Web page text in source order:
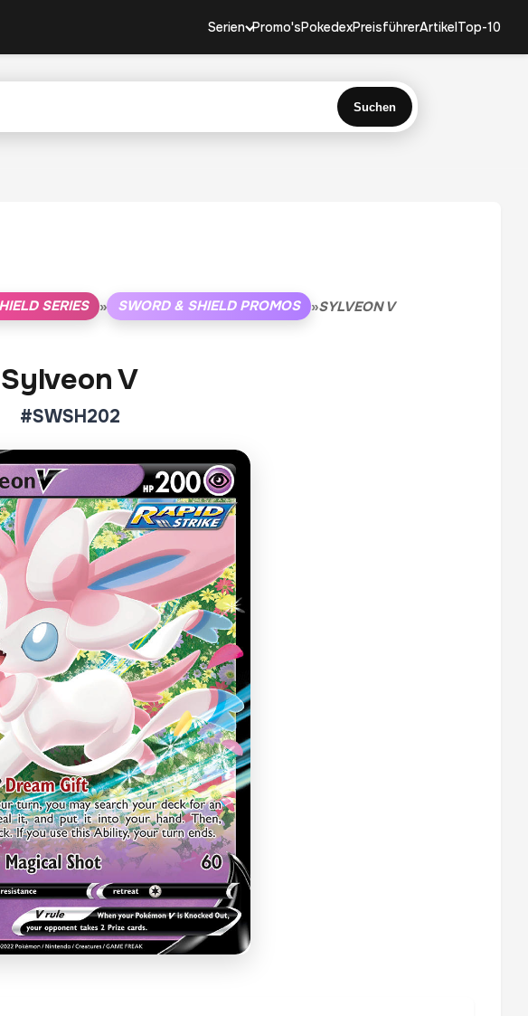
Serien Promo'sPokedexPreisführerArtikelTop-10
Suchen
SERIES » SWORD & SHIELD PROMOS »SYLVEON V
Sylveon V
#SWSH202